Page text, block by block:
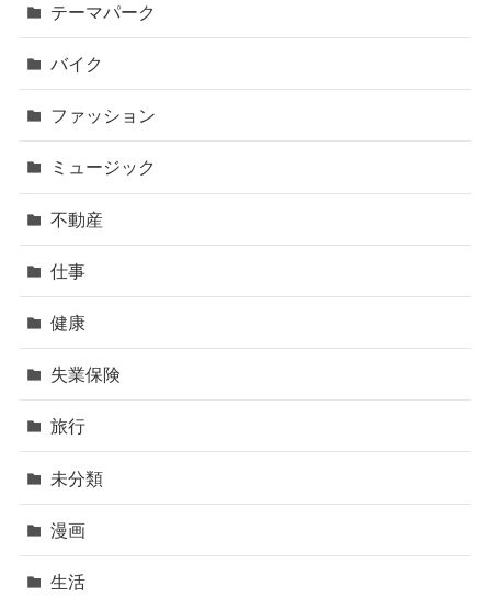
テーマパーク
バイク
ファッション
ミュージック
不動産
仕事
健康
失業保険
旅行
未分類
漫画
生活